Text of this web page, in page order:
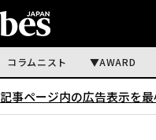
コラムニスト AWARD
記事ページ内の広告表示を